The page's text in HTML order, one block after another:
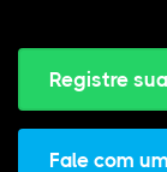
Registre
Fale com